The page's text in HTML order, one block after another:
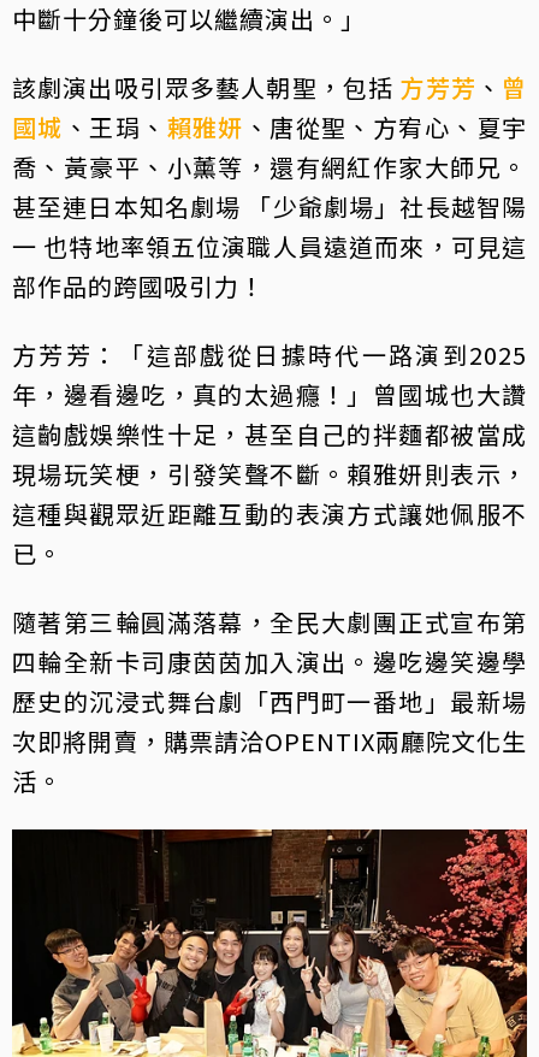
中斷十分鐘後可以繼續演出。」
該劇演出吸引眾多藝人朝聖，包括 方芳芳 、 曾
國城 、王琄、 賴雅妍 、唐從聖、方宥心、夏宇
喬、黃豪平、小薰等，還有網紅作家大師兄。
甚至連日本知名劇場 「少爺劇場」社長越智陽
一 也特地率領五位演職人員遠道而來，可見這
部作品的跨國吸引力！
方芳芳：「這部戲從日據時代一路演到2025
年，邊看邊吃，真的太過癮！」曾國城也大讚
這齣戲娛樂性十足，甚至自己的拌麵都被當成
現場玩笑梗，引發笑聲不斷。賴雅妍則表示，
這種與觀眾近距離互動的表演方式讓她佩服不
已。
隨著第三輪圓滿落幕，全民大劇團正式宣布第
四輪全新卡司康茵茵加入演出。邊吃邊笑邊學
歷史的沉浸式舞台劇「西門町一番地」最新場
次即將開賣，購票請洽OPENTIX兩廳院文化生
活。